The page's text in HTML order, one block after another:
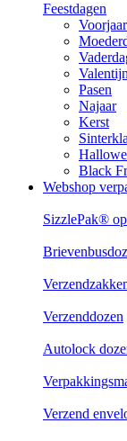
Feestdagen
Voorjaar
Valentijn
Pasen
Najaar
Kerst
Black
Webshop
SizzlePak®
Verzenddozen
Autolock
Verzend